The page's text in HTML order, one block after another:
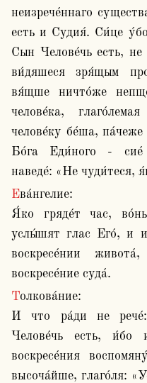
неизрече́ннаго
есть и Судия́. Си́це
Сын Челове́чь есть,
ви́дяшеся зря́щым
вя́щше ничто́же
челове́ка,
челове́ку бе́ша,
Бо́га Еди́ного - сие́
наведе́: «Не чуди́теся,
Ева́нгелие:
Я́ко гряде́т час,
услы́шят глас Его́, и
воскресе́нии
воскресе́ние суда́.
Толкова́ние:
И что ра́ди не
Челове́чь есть,
воскресе́ния
высоча́йше, глаго́ля: